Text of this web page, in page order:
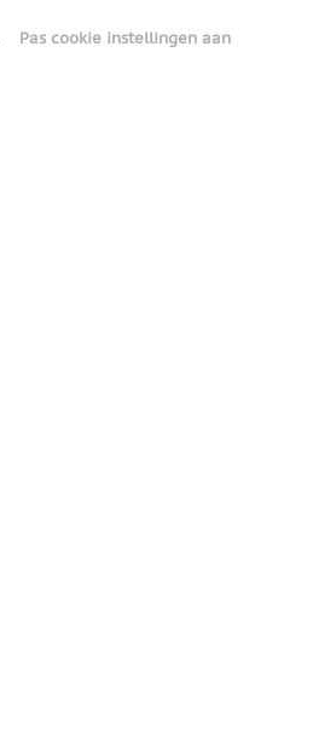
Pas cookie instellingen aan